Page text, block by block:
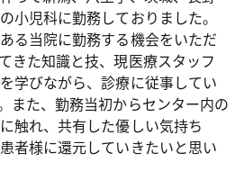
小児科に勤務しておりました。
る当院に勤務する機会をいただ
きた知識と技、現医療スタッフ
学びながら、診療に従事してい
また、勤務当初からセンター内の
触れ、共有した優しい気持ち
者様に還元していきたいと思い